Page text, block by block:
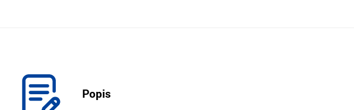
Popis